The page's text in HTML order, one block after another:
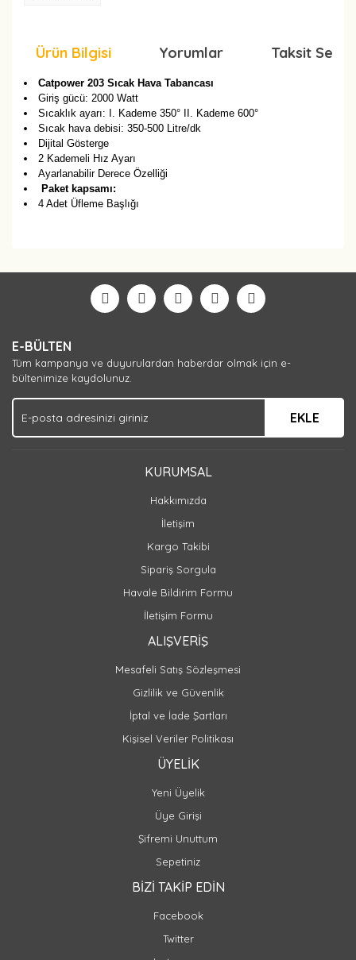
Ürün Bilgisi Yorumlar Taksit
Catpower 203 Sıcak Hava Tabancası
Giriş gücü: 2000 Watt
Sıcaklık ayarı: I. Kademe 350° II. Kademe 600°
Sıcak hava debisi: 350-500 Litre/dk
Dijital Gösterge
2 Kademeli Hız Ayarı
Ayarlanabilir Derece Özelliği
Paket kapsamı:
4 Adet Üfleme Başlığı
Yorum Yaz
E-BÜLTEN
Tüm kampanya ve duyurulardan haberdar olmak için e-
bültenimize kaydolunuz.
EKLE
KURUMSAL
Hakkımızda
İletişim
Kargo Takibi
Sipariş Sorgula
Havale Bildirim Formu
İletişim Formu
ALIŞVERİŞ
Mesafeli Satış Sözleşmesi
Gizlilik ve Güvenlik
İptal ve İade Şartları
Kişisel Veriler Politikası
ÜYELİK
Yeni Üyelik
Üye Girişi
Şifremi Unuttum
Sepetiniz
BİZİ TAKİP EDİN
Facebook
Twitter